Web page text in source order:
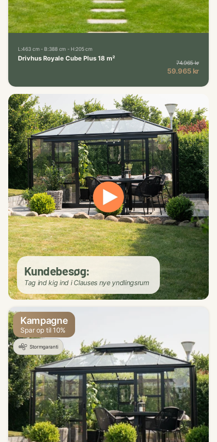
L:463 cm - B:388 cm - H:205 cm
Drivhus Royale Cube Plus 18 m²
74.965 kr
Kampagnepris
59.965 kr
Kundebesøg:
Tag ind kig ind i Clauses nye yndlingsrum
Kampagne
Spar op til 10%
Stormgaranti